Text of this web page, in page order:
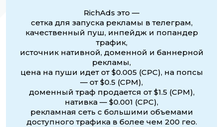
RichAds это —
сетка для запуска рекламы в телеграм,
качественный пуш, инпейдж и попандер
трафик,
источник нативной, доменной и баннерной
рекламы,
цена на пуши идет от $0.005 (CPC), на попсы
— от $0.5 (CPM),
доменный траф продается от $1.5 (CPM),
нативка — $0.001 (CPC),
рекламная сеть с большими объемами
доступного трафика в более чем 200 гео.